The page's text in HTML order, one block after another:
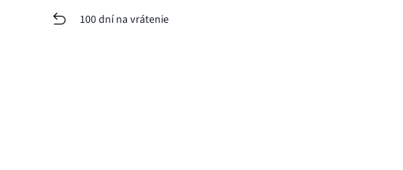
100 dní na vrátenie